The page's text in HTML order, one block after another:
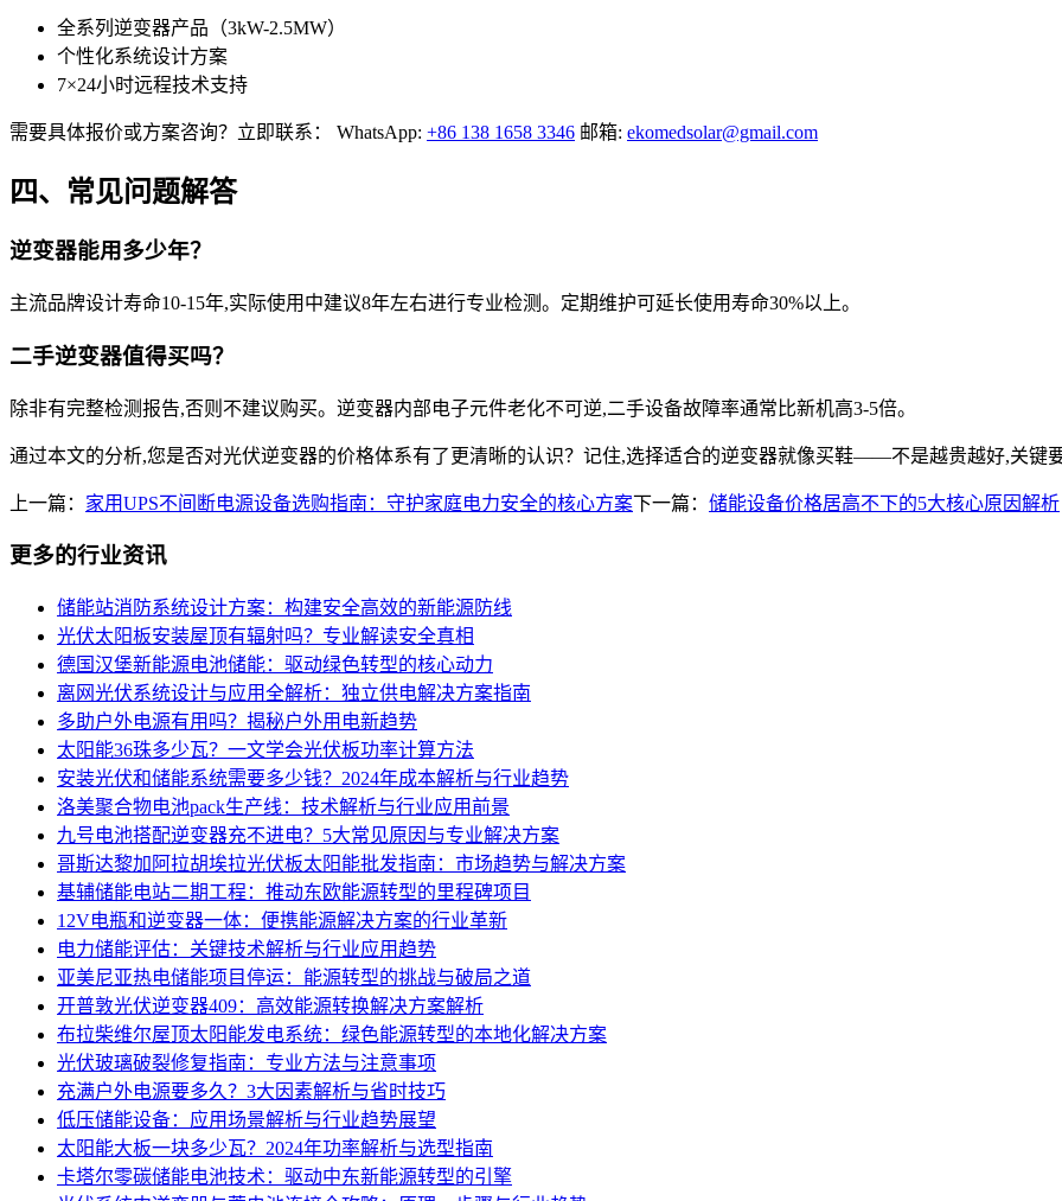
全系列逆变器产品（3kW-2.5MW）
个性化系统设计方案
7×24小时远程技术支持
需要具体报价或方案咨询？立即联系： WhatsApp: +86 138 1658 3346 邮箱: ekomedsolar@gmail.com
四、常见问题解答
逆变器能用多少年？
主流品牌设计寿命10-15年,实际使用中建议8年左右进行专业检测。定期维护可延长使用寿命30%以上。
二手逆变器值得买吗？
除非有完整检测报告,否则不建议购买。逆变器内部电子元件老化不可逆,二手设备故障率通常比新机高3-5倍。
通过本文的分析,您是否对光伏逆变器的价格体系有了更清晰的认识？记住,选择适合的逆变器就像买鞋——不是越贵越好,关键
上一篇： 家用UPS不间断电源设备选购指南：守护家庭电力安全的核心方案下一篇： 储能设备价格居高不下的5大核心原因解析
更多的行业资讯
储能站消防系统设计方案：构建安全高效的新能源防线
光伏太阳板安装屋顶有辐射吗？专业解读安全真相
德国汉堡新能源电池储能：驱动绿色转型的核心动力
离网光伏系统设计与应用全解析：独立供电解决方案指南
多助户外电源有用吗？揭秘户外用电新趋势
太阳能36珠多少瓦？一文学会光伏板功率计算方法
安装光伏和储能系统需要多少钱？2024年成本解析与行业趋势
洛美聚合物电池pack生产线：技术解析与行业应用前景
九号电池搭配逆变器充不进电？5大常见原因与专业解决方案
哥斯达黎加阿拉胡埃拉光伏板太阳能批发指南：市场趋势与解决方案
基辅储能电站二期工程：推动东欧能源转型的里程碑项目
12V电瓶和逆变器一体：便携能源解决方案的行业革新
电力储能评估：关键技术解析与行业应用趋势
亚美尼亚热电储能项目停运：能源转型的挑战与破局之道
开普敦光伏逆变器409：高效能源转换解决方案解析
布拉柴维尔屋顶太阳能发电系统：绿色能源转型的本地化解决方案
光伏玻璃破裂修复指南：专业方法与注意事项
充满户外电源要多久？3大因素解析与省时技巧
低压储能设备：应用场景解析与行业趋势展望
太阳能大板一块多少瓦？2024年功率解析与选型指南
卡塔尔零碳储能电池技术：驱动中东新能源转型的引擎